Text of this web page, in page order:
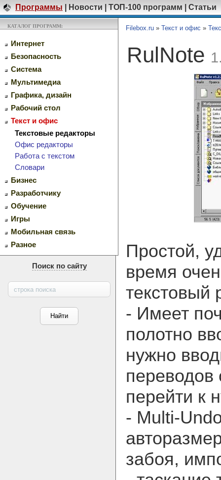
Программы Новости ТОП-100 программ Статьи
КАТАЛОГ ПРОГРАММ:
Интернет
Безопасность
Система
Мультимедиа
Графика, дизайн
Рабочий стол
Текст и офис
Текстовые редакторы
Офис редакторы
Работа с текстом
Словари
Бизнес
Разработчику
Обучение
Игры
Мобильная связь
Разное
Поиск по сайту
Filebox.ru » Текст и офис »
RulNote
Простой,
время
текстовый
- Имеет
полотно
нужно
переводов
перейти к
- Multi-
забоя,